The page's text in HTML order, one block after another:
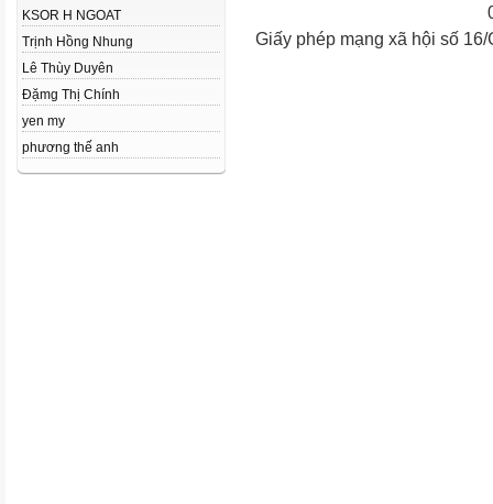
KSOR H NGOAT
Trịnh Hồng Nhung
Lê Thùy Duyên
Đặmg Thị Chính
yen my
phương thế anh
Giấy phép mạng xã hội số